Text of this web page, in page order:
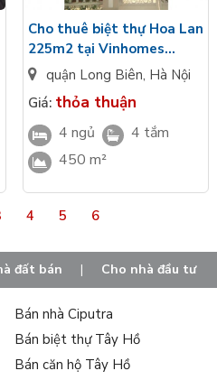
Cho thuê biệt thự Hoa Lan
225m2 tại Vinhomes
Riverside, quận Long Biên
quận Long Biên, Hà Nội
Giá: thỏa thuận
4 ngủ
4 tắm
450 m²
4 5 6
đất bán | Cho nhà đầu tư
Bán nhà Ciputra
Bán biệt thự Tây Hồ
Bán căn hộ Tây Hồ